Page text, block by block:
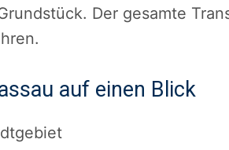
Der gesamte
auf einen Blick